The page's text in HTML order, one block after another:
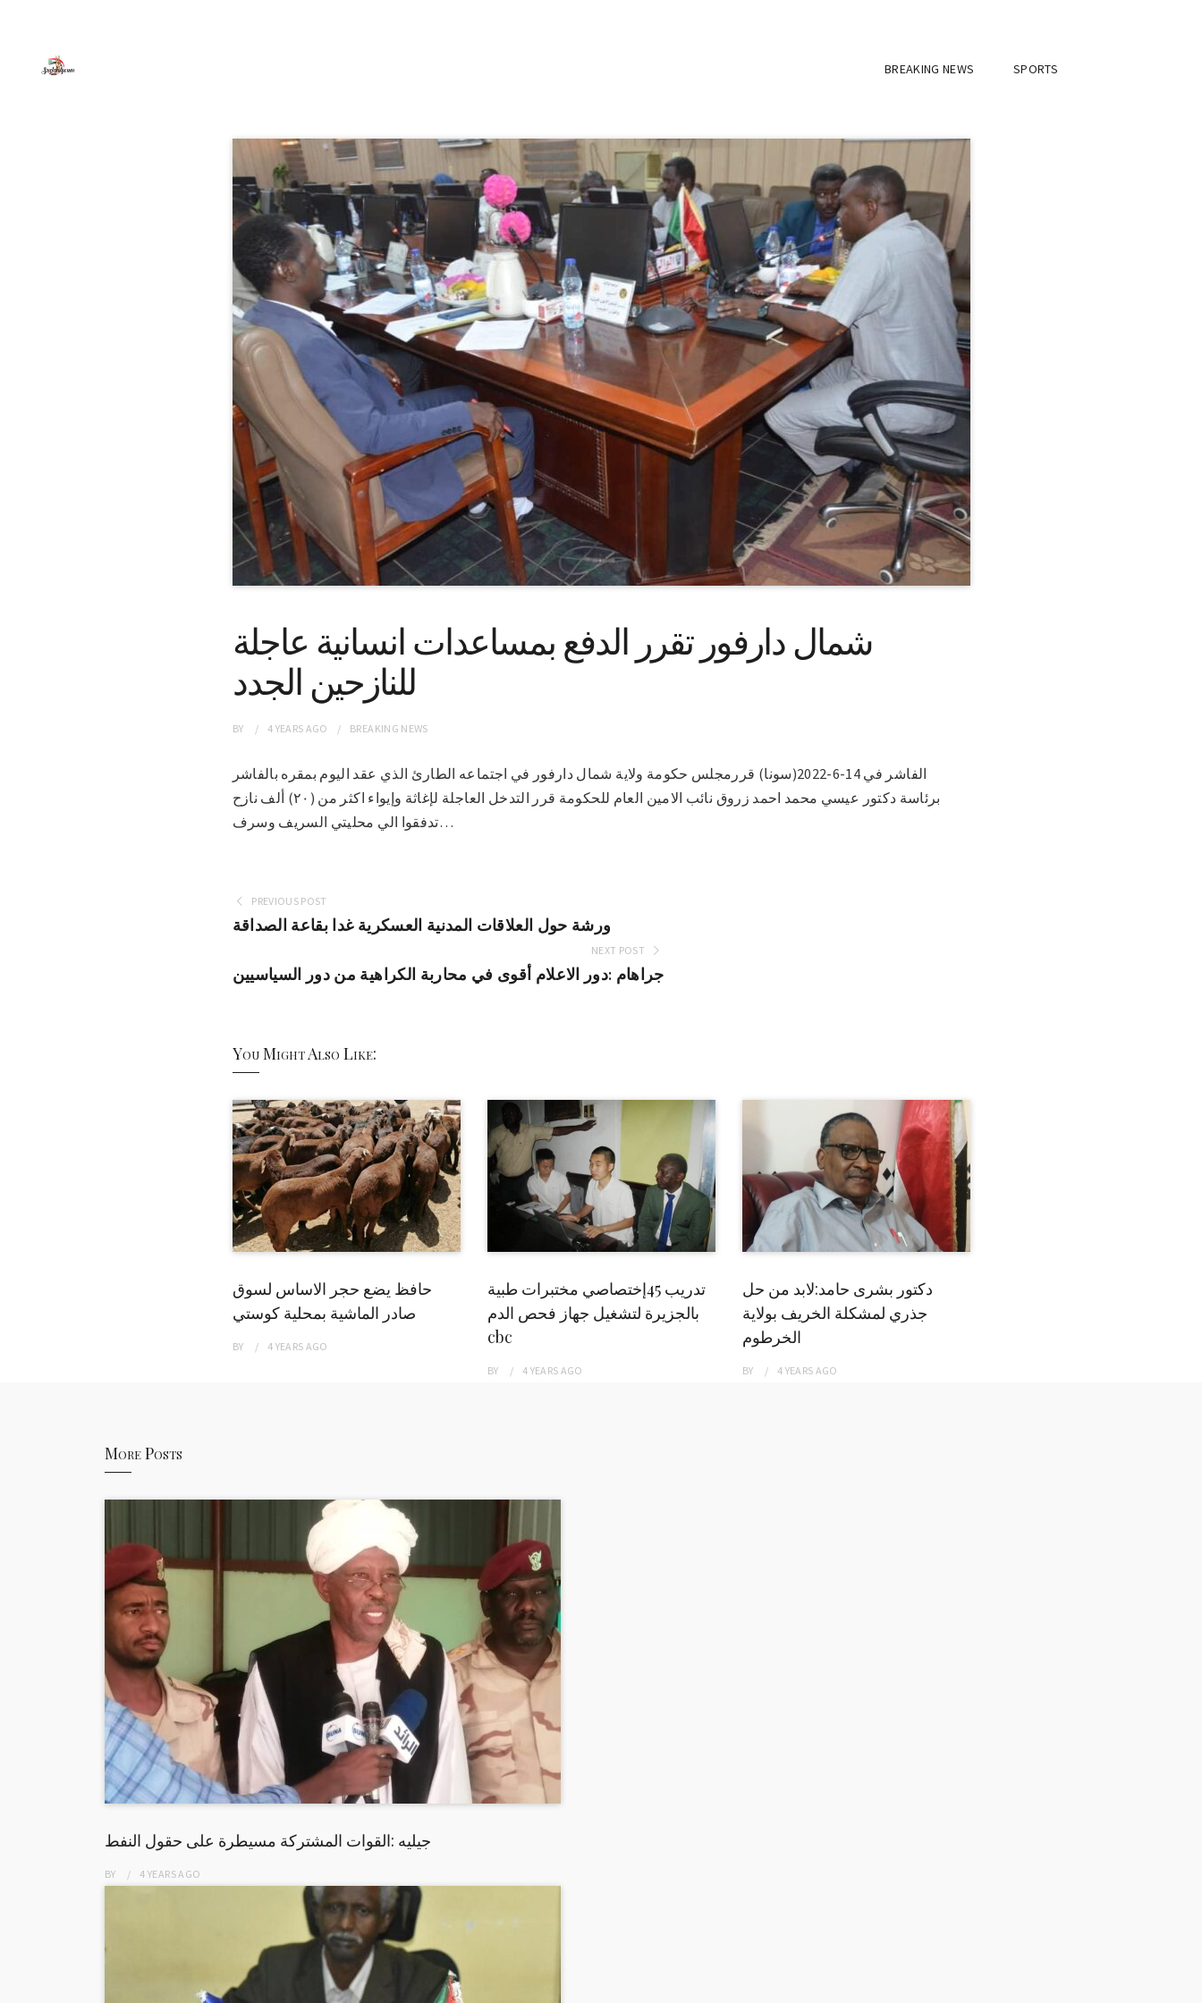
BREAKING NEWS SPORTS
شمال دارفور تقرر الدفع بمساعدات انسانية عاجلة
للنازحين الجدد
BY 4 YEARS AGO BREAKING NEWS
الفاشر في 14-6-2022(سونا) قررمجلس حكومة ولاية شمال دارفور في اجتماعه الطارئ الذي عقد اليوم بمقره بالفاشر
برئاسة دكتور عيسي محمد احمد زروق نائب الامين العام للحكومة قرر التدخل العاجلة لإغاثة وإيواء اكثر من (٢٠) ألف نازح
تدفقوا الي محليتي السريف وسرف…
PREVIOUS POST
ورشة حول العلاقات المدنية العسكرية غدا بقاعة الصداقة
NEXT POST
جراهام :دور الاعلام أقوى في محاربة الكراهية من دور السياسيين
You Might Also Like:
حافظ يضع حجر الاساس لسوق
صادر الماشية بمحلية كوستي
BY 4 YEARS AGO
تدريب 45إختصاصي مختبرات طبية
بالجزيرة لتشغيل جهاز فحص الدم
cbc
BY 4 YEARS AGO
دكتور بشرى حامد:لابد من حل
جذري لمشكلة الخريف بولاية
الخرطوم
BY 4 YEARS AGO
More Posts
جيليه :القوات المشتركة مسيطرة على حقول النفط
BY 4 YEARSAGO